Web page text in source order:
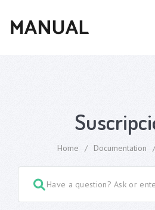
Home / Documentation /